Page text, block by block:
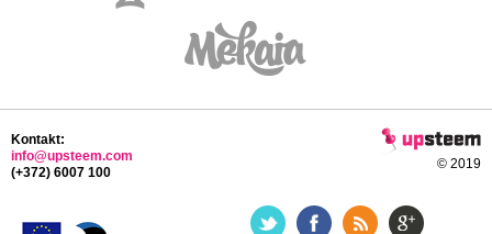
© 2019
Kontakt:
info@upsteem.com
(+372) 6007 100